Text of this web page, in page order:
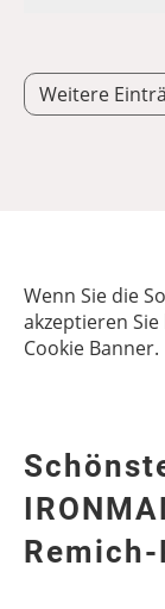
Weitere
Wenn Sie die
akzeptieren
Cookie Banner.